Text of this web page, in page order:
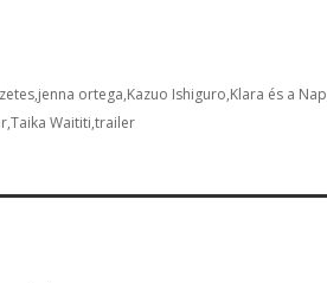
jenna ortega Kazuo Ishiguro Klara és a Nap
Taika Waititi trailer